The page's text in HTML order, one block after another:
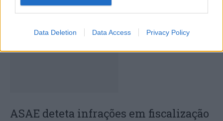
Data Deletion Data Access Privacy Policy
ASAE deteta infrações em fiscalização